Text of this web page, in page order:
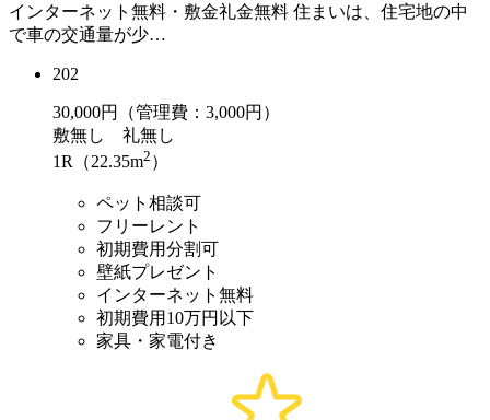
インターネット無料・敷金礼金無料 住まいは、住宅地の中
で車の交通量が少…
202
30,000円（管理費：3,000円）
敷無し 礼無し
1R（22.35m2 ）
ペット相談可
フリーレント
初期費用分割可
壁紙プレゼント
インターネット無料
初期費用10万円以下
家具・家電付き